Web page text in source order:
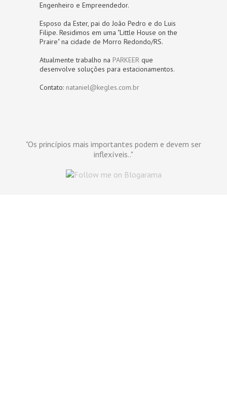
Engenheiro e Empreendedor.
Esposo da Ester, pai do João Pedro e do Luis
Filipe. Residimos em uma "Little House on the
Praire" na cidade de Morro Redondo/RS.
Atualmente trabalho na PARKEER que
desenvolve soluções para estacionamentos.
Contato: nataniel@kegles.com.br
"Os princípios mais importantes podem e devem ser
inflexíveis.."